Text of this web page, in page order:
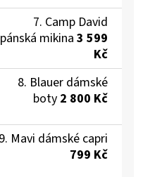
Camp David
pánská mikina 3 599
Kč
Blauer dámské
boty 2 800 Kč
Mavi dámské capri
799 Kč